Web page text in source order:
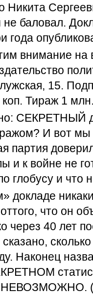
Никита
не баловал.
года
внимание
15.
Тираж 1
СЕКРЕТНЫЙ
И вот мы
партия
и к войне не
глобусу и что
докладе
что он
через 40 лет
Наконец